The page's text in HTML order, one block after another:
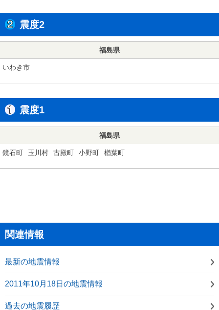
震度2
福島県
いわき市
震度1
福島県
鏡石町 玉川村 古殿町 小野町 楢葉町
関連情報
最新の地震情報
2011年10月18日の地震情報
過去の地震履歴